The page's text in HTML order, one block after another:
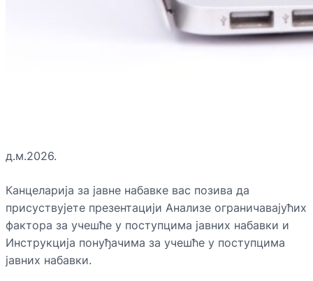
д.м.2026.
Канцеларија за јавне набавке вас позива да
присуствујете презентацији Анализе ограничавајућих
фактора за учешће у поступцима јавних набавки и
Инструкција понуђачима за учешће у поступцима
јавних набавки.